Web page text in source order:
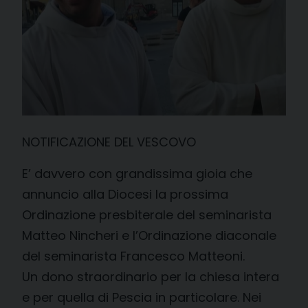
NOTIFICAZIONE DEL VESCOVO
E’ davvero con grandissima gioia che
annuncio alla Diocesi la prossima
Ordinazione presbiterale del seminarista
Matteo Nincheri e l’Ordinazione diaconale
del seminarista Francesco Matteoni.
Un dono straordinario per la chiesa intera
e per quella di Pescia in particolare. Nei